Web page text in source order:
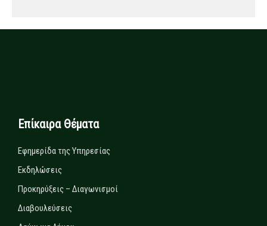
Επίκαιρα Θέματα
Εφημερίδα της Υπηρεσίας
Εκδηλώσεις
Προκηρύξεις – Διαγωνισμοί
Διαβουλεύσεις